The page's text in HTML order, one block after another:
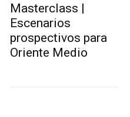
Masterclass |
Escenarios
prospectivos para
Oriente Medio